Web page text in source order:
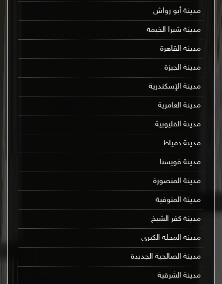
مدينة أبو رواش
مدينة شبرا الخيمة
مدينة القاهرة
مدينة الجيزة
مدينة الإسكندرية
مدينة العامرية
مدينة القليوبية
مدينة دمياط
مدينة قويسنا
مدينة المنصورة
مدينة المنوفية
مدينة كفر الشيخ
مدينة المحلة الكبرى
مدينة الصالحية الجديدة
مدينة الشرقية